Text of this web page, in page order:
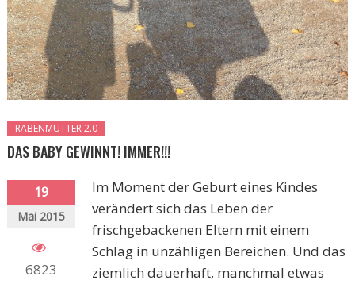
RABENMUTTER 2.0
DAS BABY GEWINNT! IMMER!!!
19
Mai 2015
6823
Im Moment der Geburt eines Kindes
verändert sich das Leben der
frischgebackenen Eltern mit einem
Schlag in unzähligen Bereichen. Und das
ziemlich dauerhaft, manchmal etwas